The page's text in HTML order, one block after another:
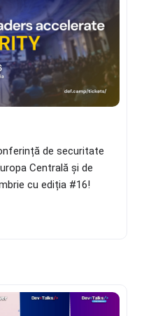
de securitate
Centrală și de
cu ediția #16!